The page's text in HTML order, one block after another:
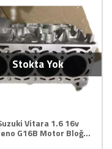
Stokta Yok
Vitara 1.6 16v
G16B Motor Bloğu